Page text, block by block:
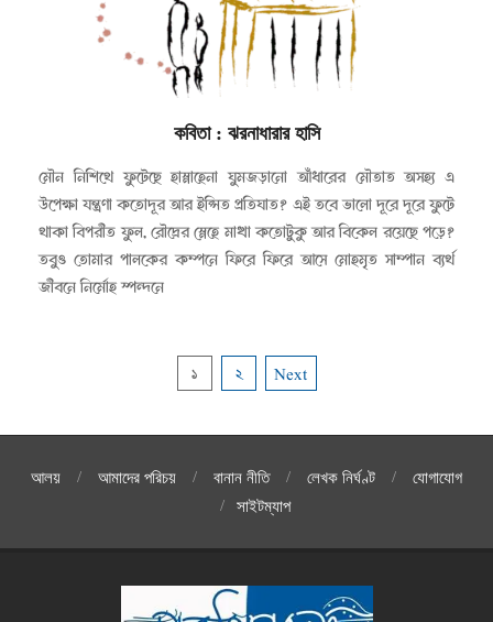
কবিতা: ঝরনাধারার হাসি
মৌন নিশিথে ফুটেছে হাস্নাহেনা ঘুমজড়ানো আঁধারের মৌতাত অসহ্য এ
উপেক্ষা যন্ত্রণা কতোদূর আর ইপ্সিত প্রতিঘাত? এই তবে ভালো দূরে দূরে ফুটে
থাকা বিপরীত ফুল, রৌদ্রের স্নেহে মাখা কতোটুকু আর বিকেল রয়েছে পড়ে?
তবুও তোমার পালকের কম্পনে ফিরে ফিরে আসে মোহমৃত সাম্পান ব্যর্থ
জীবনে নির্মোহ স্পন্দনে
১ ২ Next
আলয় আমাদের পরিচয় বানান নীতি লেখক নির্ঘণ্ট
যোগাযোগ
সাইটম্যাপ